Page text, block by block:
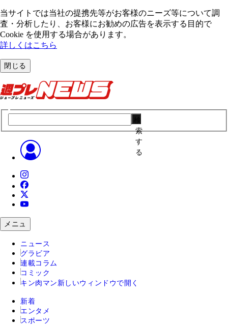
当サイトでは当社の提携先等がお客様のニーズ等について調
査・分析したり、お客様にお勧めの広告を表⽰する⽬的で
Cookie を使⽤する場合があります。
詳しくはこちら
閉じる
索
す
る
メニュ
ニュース
グラビア
連載コラム
コミック
キン肉マン 新しいウィンドウで開く
新着
エンタメ
スポーツ